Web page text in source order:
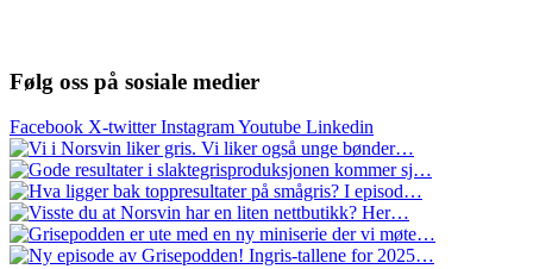
Følg oss på sosiale medier
Facebook X-twitter InstagramYoutube Linkedin